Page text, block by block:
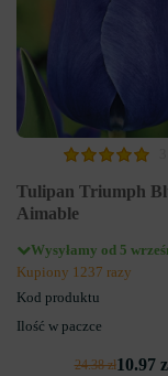
Tulipan Triumph
Aimable
Wysyłamy od 5
Kupiony 1237 razy
Kod produktu
Ilość w paczce
24.38 zł10.97